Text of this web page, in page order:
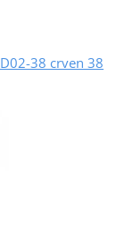
D02-38 crven 38